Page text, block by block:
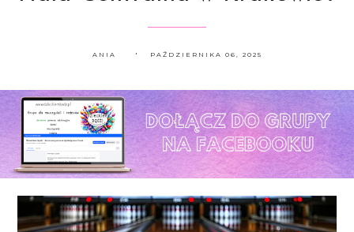
ANIA PAŹDZIERNIKA 06, 2025